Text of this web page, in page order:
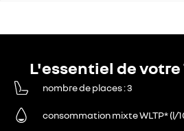
L'essentiel de votre
nombre de places 3
consommation mixte WLTP* (l/